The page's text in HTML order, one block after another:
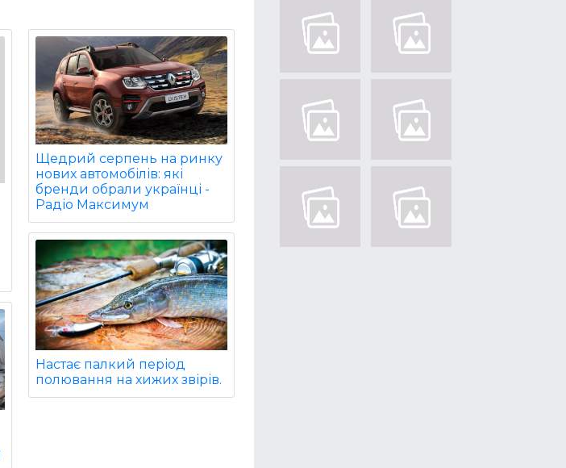
Щедрий серпень на ринку
нових автомобілів: які
бренди обрали українці -
Радіо Максимум
Настає палкий період
полювання на хижих звірів.